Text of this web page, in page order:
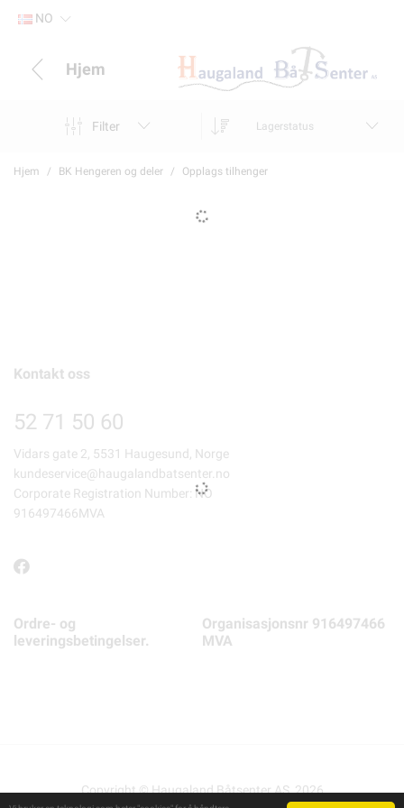
NO
Hjem
Filter Lagerstatus
Hjem BK Hengeren og deler Opplags tilhenger
Kontakt oss
52 71 50 60
Vidars gate 2, 5531 Haugesund, Norge
kundeservice@haugalandbatsenter.no
Corporate Registration Number: NO
916497466MVA
Ordre- og
leveringsbetingelser.
Organisasjonsnr 916497466
MVA
Copyright © Haugaland Båtsenter AS, 2026